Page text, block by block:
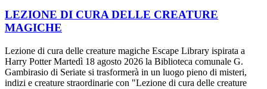
LEZIONE DI CURA DELLE CREATURE
MAGICHE
Lezione di cura delle creature magiche Escape Library ispirata a
Harry Potter Martedì 18 agosto 2026 la Biblioteca comunale G.
Gambirasio di Seriate si trasformerà in un luogo pieno di misteri,
indizi e creature straordinarie con "Lezione di cura delle creature